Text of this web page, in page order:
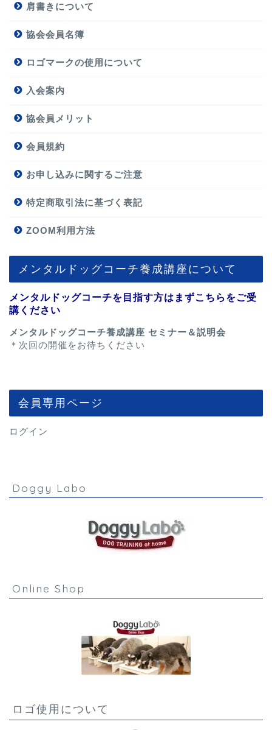
肩書きについて
協会会員名簿
ロゴマークの使用について
入会案内
協会員メリット
会員規約
お申し込みに関するご注意
特定商取引法に基づく表記
ZOOM利用方法
メンタルドッグコーチ養成講座について
メンタルドッグコーチを目指す方はまずこちらをご受
講ください
メンタルドッグコーチ養成講座 セミナー＆説明会
＊次回の開催をお待ちください
会員専用ページ
ログイン
Doggy Labo
Online Shop
ロゴ使用について